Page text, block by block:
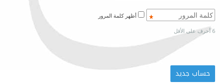
6 أحرف على الأقل